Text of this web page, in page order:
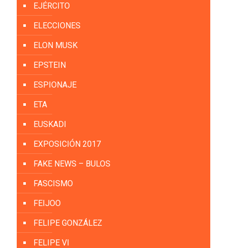
EJÉRCITO
ELECCIONES
ELON MUSK
EPSTEIN
ESPIONAJE
ETA
EUSKADI
EXPOSICIÓN 2017
FAKE NEWS – BULOS
FASCISMO
FEIJOO
FELIPE GONZÁLEZ
FELIPE VI